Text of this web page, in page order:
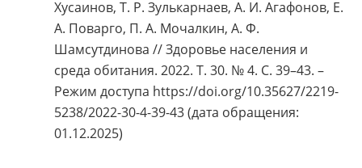
Хусаинов, Т. Р. Зулькарнаев, А. И. Агафонов, Е.
А. Поварго, П. А. Мочалкин, А. Ф.
Шамсутдинова // Здоровье населения и
среда обитания. 2022. Т. 30. № 4. С. 39–43. –
Режим доступа https://doi.org/10.35627/2219-
5238/2022-30-4-39-43 (дата обращения:
01.12.2025)